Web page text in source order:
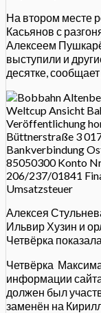
На втором месте
Касьянов с
Алексеем
выступили и
десятке, сообщает
Алексея
Ильвир Хузин и
Четвёрка
Четвёрка
информации
должен был
заменён на